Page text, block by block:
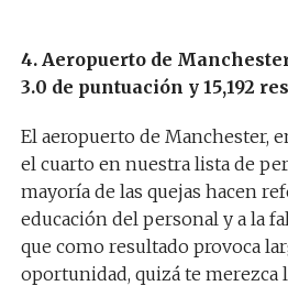
4. Aeropuerto de
3.0 de puntuación y 15,192
El aeropuerto de Manchester,
el cuarto en nuestra lista de
mayoría de las quejas hacen
educación del personal y a la
que como resultado provoca
oportunidad, quizá te merezca